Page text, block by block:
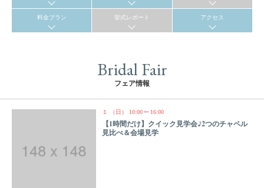
料金プラン 挙式レポート アクセス
Bridal Fair
フェア情報
１ （日） 10:00 16:00
【1時間だけ】クイック見学会♪2つのチャペル
見比べ＆会場見学